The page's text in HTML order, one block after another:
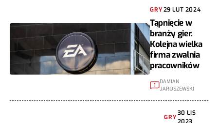
GRY29 LUT 2024
Tąpnięcie w
branży gier.
Kolejna wielka
firma zwalnia
pracowników
1
DAMIAN
JAROSZEWSKI
GRY
30 LIS
2023